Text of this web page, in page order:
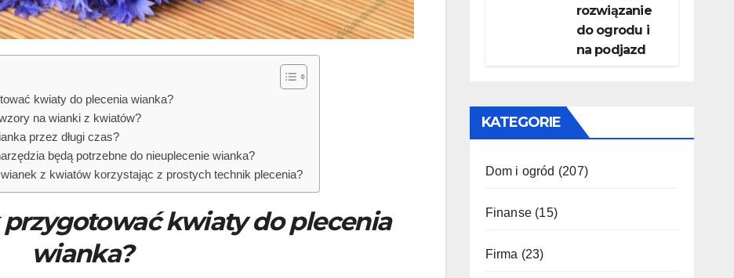
kwiaty do plecenia wianka?
na wianki z kwiatów?
przez długi czas?
będą potrzebne do nieuplecenie wianka?
z kwiatów korzystając z prostych technik plecenia?
kwiaty do plecenia
wianka?
rozwiązanie
do ogrodu i
na podjazd
KATEGORIE
Dom i ogród (207)
Finanse(15)
Firma (23)